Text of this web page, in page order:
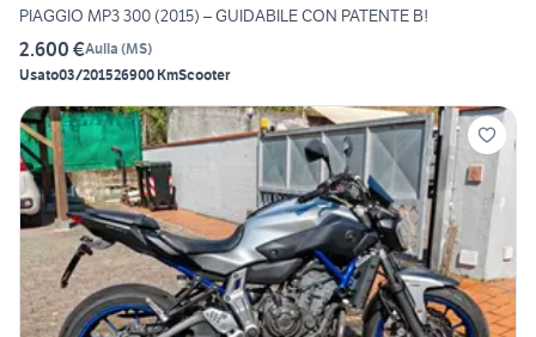
PIAGGIO MP3 300 (2015) – GUIDABILE CON PATENTE B!
2.600 €Aulla (MS)
Usato03/201526900 KmScooter